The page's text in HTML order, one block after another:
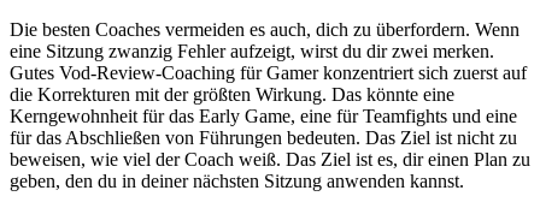
Die besten Coaches vermeiden es auch, dich zu überfordern. Wenn
eine Sitzung zwanzig Fehler aufzeigt, wirst du dir zwei merken.
Gutes Vod-Review-Coaching für Gamer konzentriert sich zuerst auf
die Korrekturen mit der größten Wirkung. Das könnte eine
Kerngewohnheit für das Early Game, eine für Teamfights und eine
für das Abschließen von Führungen bedeuten. Das Ziel ist nicht zu
beweisen, wie viel der Coach weiß. Das Ziel ist es, dir einen Plan zu
geben, den du in deiner nächsten Sitzung anwenden kannst.